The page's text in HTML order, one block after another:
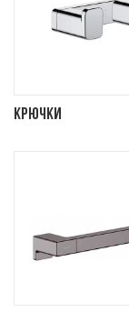
Крючки